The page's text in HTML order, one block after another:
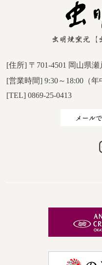
[住所] 〒701-4501 岡山県
[営業時間] 9:30～18:00（年
[TEL] 0869-25-0413
メール